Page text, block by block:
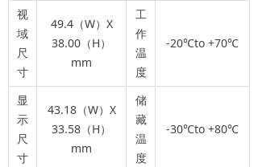
视
域
尺
寸
49.4（W）X
38.00（H）
mm
工
作
温
度
-20℃to +70℃
显
示
尺
寸
43.18（W）X
33.58（H）
mm
储
藏
温
度
-30℃to +80℃